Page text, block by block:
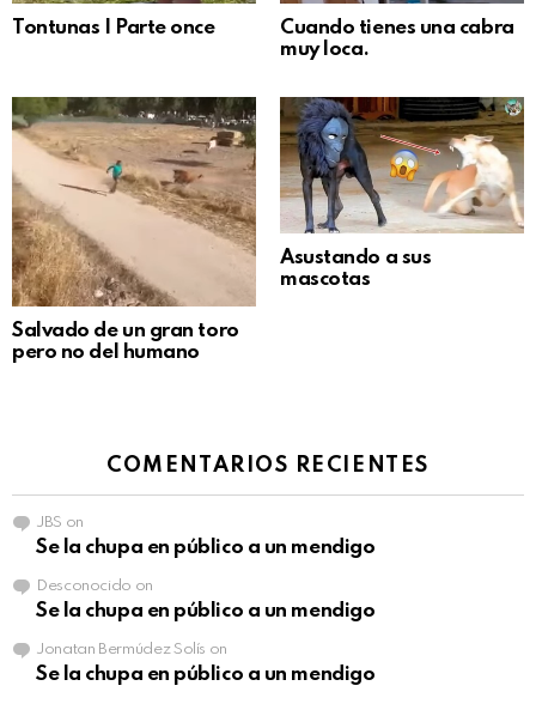
Tontunas | Parte once
Cuando tienes una cabra
muy loca.
Salvado de un gran toro
pero no del humano
Asustando a sus
mascotas
COMENTARIOS RECIENTES
JBS on
Se la chupa en público a un mendigo
Desconocido on
Se la chupa en público a un mendigo
Jonatan Bermúdez Solís on
Se la chupa en público a un mendigo